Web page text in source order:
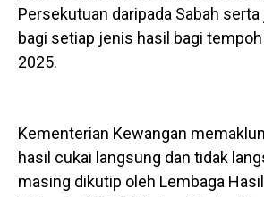
Persekutuan daripada Sabah
bagi setiap jenis hasil bagi
2025.
Kementerian Kewangan
hasil cukai langsung dan tidak
masing dikutip oleh Lembaga